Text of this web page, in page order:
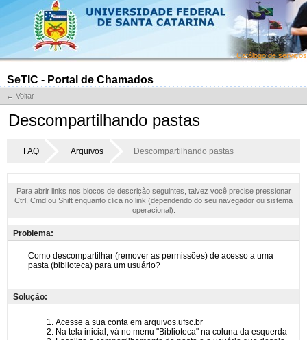
Catálogo de serviços
SeTIC - Portal de Chamados
← Voltar
Descompartilhando pastas
FAQ Arquivos Descompartilhando pastas
Para abrir links nos blocos de descrição seguintes, talvez você precise pressionar
Ctrl, Cmd ou Shift enquanto clica no link (dependendo do seu navegador ou sistema
operacional).
Problema:
Solução: